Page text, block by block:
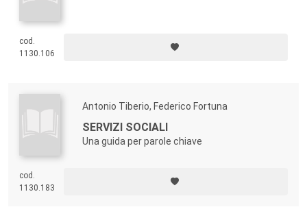
cod.
1130.106
Antonio Tiberio, Federico Fortuna
SERVIZI SOCIALI
Una guida per parole chiave
cod.
1130.183